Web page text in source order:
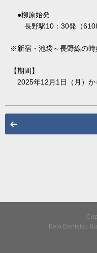
●柳原始発
長野駅10：30発（6108
※新宿・池袋～長野線の時
【期間】
2025年12月1日（月）か
Keio Dentetsu